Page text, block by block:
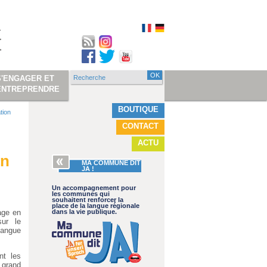
BOUTIQUE
CONTACT
ACTU
MA COMMUNE DIT
JA !
Un accompagnement pour
les communes qui
souhaitent renforcer la
place de la langue régionale
dans la vie publique.
en
le
les
ET
Formulaire de
Recherche